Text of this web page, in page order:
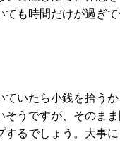
ても時間だけが過ぎ
ていたら小銭を拾う
そうですが、そのま
するでしょう。大事